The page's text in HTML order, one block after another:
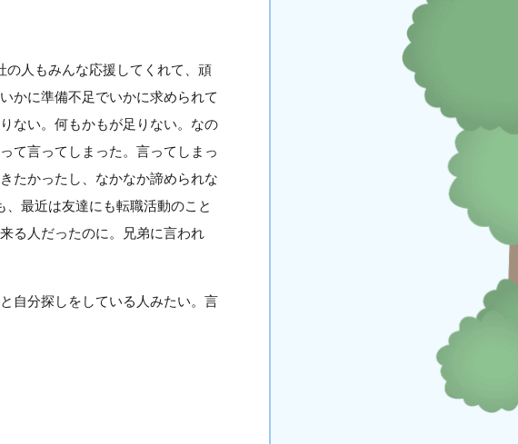
の人もみんな応援してくれて、頑
かに準備不足でいかに求められて
ない。何もかもが足りない。なの
て言ってしまった。言ってしまっ
たかったし、なかなか諦められな
最近は友達にも転職活動のこと
る人だったのに。兄弟に言われ
自分探しをしている人みたい。言